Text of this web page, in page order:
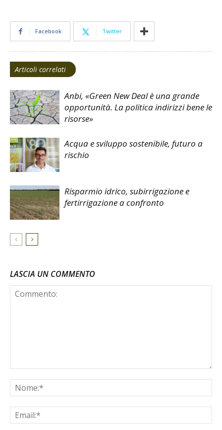
Facebook Twitter
Articoli correlati
Anbi, «Green New Deal è una grande
opportunità. La politica indirizzi bene le
risorse»
Acqua e sviluppo sostenibile, futuro a
rischio
Risparmio idrico, subirrigazione e
fertirrigazione a confronto
LASCIA UN COMMENTO